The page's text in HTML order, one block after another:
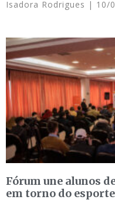
Isadora Rodrigues 10/
Fórum une alunos
em torno do